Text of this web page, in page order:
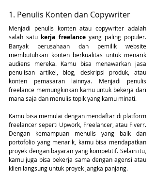
1. Penulis Konten dan Copywriter
Menjadi penulis konten atau copywriter adalah
salah satu kerja freelance yang paling populer.
Banyak perusahaan dan pemilik website
membutuhkan konten berkualitas untuk menarik
audiens mereka. Kamu bisa menawarkan jasa
penulisan artikel, blog, deskripsi produk, atau
konten pemasaran lainnya. Menjadi penulis
freelance memungkinkan kamu untuk bekerja dari
mana saja dan menulis topik yang kamu minati.
Kamu bisa memulai dengan mendaftar di platform
freelancer seperti Upwork, Freelancer, atau Fiverr.
Dengan kemampuan menulis yang baik dan
portofolio yang menarik, kamu bisa mendapatkan
proyek dengan bayaran yang kompetitif. Selain itu,
kamu juga bisa bekerja sama dengan agensi atau
klien langsung untuk proyek jangka panjang.